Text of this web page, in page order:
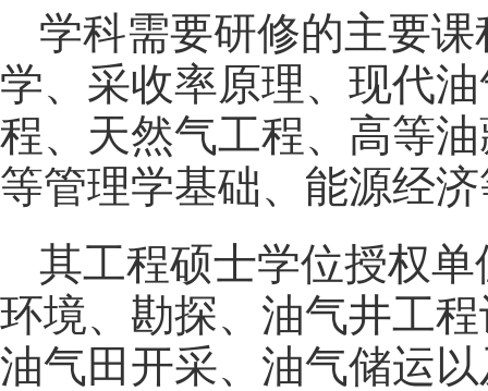
学科需要研修的主要
学、采收率原理、现代
程、天然气工程、高等
等管理学基础、能源经
其工程硕士学位授权
环境、勘探、油气井工
油气田开采、油气储运